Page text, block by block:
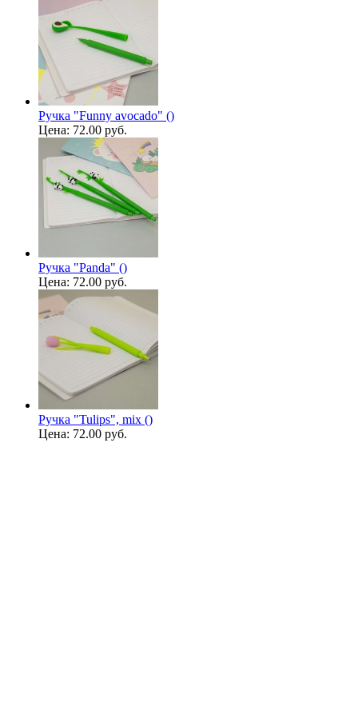
Ручка "Funny avocado" ()
Цена: 72.00 руб.
Ручка "Panda" ()
Цена: 72.00 руб.
Ручка "Tulips", mix ()
Цена: 72.00 руб.